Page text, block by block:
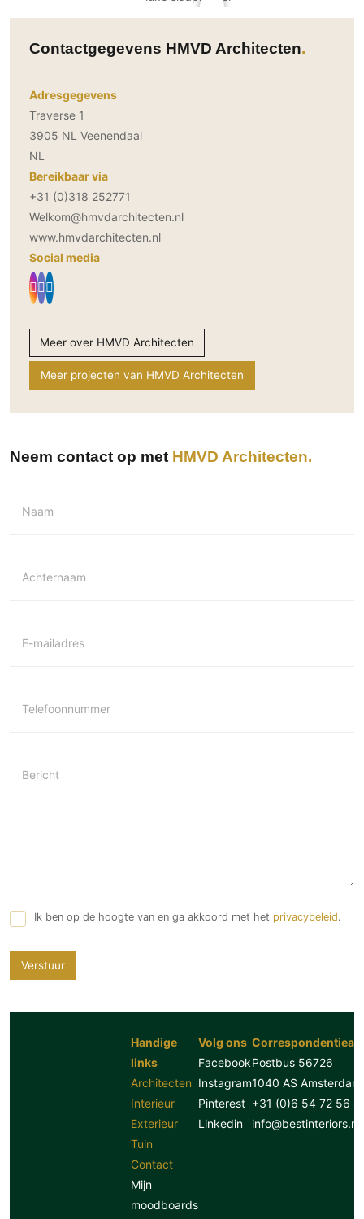
Contactgegevens HMVD Architecten
Adresgegevens
Traverse 1
3905 NL Veenendaal
NL
Bereikbaar via
+31 (0)318 252771
Welkom@hmvdarchitecten.nl
www.hmvdarchitecten.nl
Social media
Meer over HMVD Architecten
Meer projecten van HMVD Architecten
Neem contact op met HMVD Architecten
Naam
Achternaam
E-mailadres
Telefoonnummer
Bericht
Ik ben op de hoogte van en ga akkoord met het privacybeleid.
Verstuur
Handige
links
Architecten
Interieur
Exterieur
Tuin
Contact
Mijn
moodboards
Volg ons
Facebook
Instagram
Pinterest
Linkedin
Postbus 56726
1040 AS Amsterdam
+31 (0)6 54 72 56
info@bestinteriors.nl